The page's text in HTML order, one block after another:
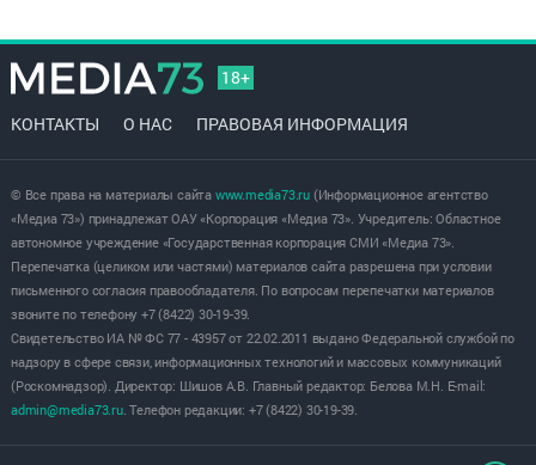
18+
КОНТАКТЫ О НАС ПРАВОВАЯ ИНФОРМАЦИЯ
© Все права на материалы сайта www.media73.ru(Информационное агентство
«Медиа 73») принадлежат ОАУ «Корпорация «Медиа 73». Учредитель: Областное
автономное учреждение «Государственная корпорация СМИ «Медиа 73».
Перепечатка (целиком или частями) материалов сайта разрешена при условии
письменного согласия правообладателя. По вопросам перепечатки материалов
звоните по телефону +7 (8422) 30-19-39.
Свидетельство ИА № ФС 77 - 43957 от 22.02.2011 выдано Федеральной службой по
надзору в сфере связи, информационных технологий и массовых коммуникаций
(Роскомнадзор). Директор: Шишов А.В. Главный редактор: Белова М.Н. E-mail:
admin@media73.ru. Телефон редакции: +7 (8422) 30-19-39.